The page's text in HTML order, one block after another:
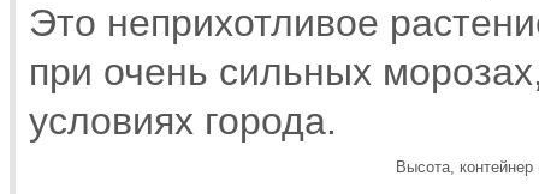
Это неприхотливое
при очень сильных
условиях города.
Высота, контейнер